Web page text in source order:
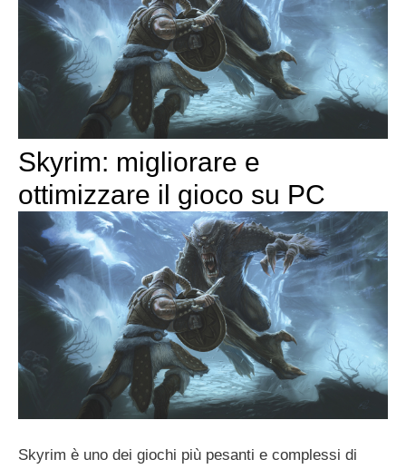
Skyrim: migliorare e
ottimizzare il gioco su PC
Skyrim è uno dei giochi più pesanti e complessi di